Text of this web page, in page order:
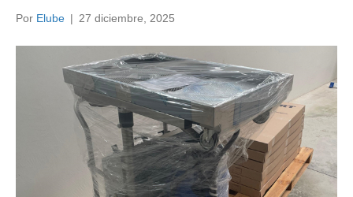
Por Elube | 27 diciembre, 2025